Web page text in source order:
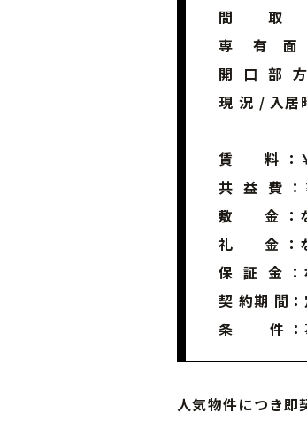
間 取
専 有 面
開 口 部 方
現 況 / 入居
賃 料 ：
共 益 費 ：
敷 金 ：
礼 金 ：
保 証 金 ：
契 約期 間
条 件 ：事
人気物件につき即